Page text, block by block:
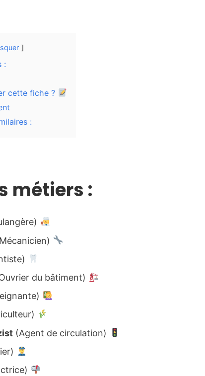
:
cette fiche ?
:
métiers :
du bâtiment)
(Agent de circulation)